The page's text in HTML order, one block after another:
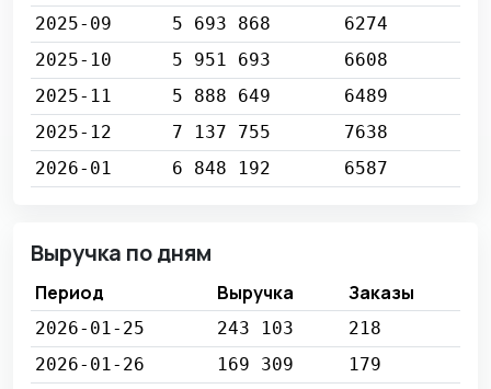
2025-09
5 693 868
6274
2025-10
5 951 693
6608
2025-11
5 888 649
6489
2025-12
7 137 755
7638
2026-01
6 848 192 6587
Выручка по дням
Период Выручка Заказы
2026-01-25 243 103
218
2026-01-26
169 309
179